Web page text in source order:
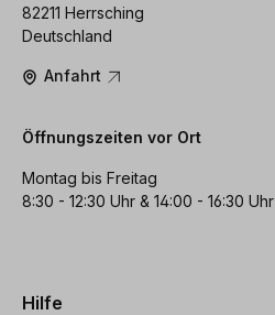
82211 Herrsching
Deutschland
Anfahrt
Öffnungszeiten vor Ort
Montag bis Freitag
8:30 - 12:30 Uhr & 14:00 - 16:30 Uhr
Hilfe